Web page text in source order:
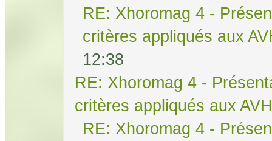
RE: Xhoromag 4 -
critères appliqués aux
12:38
RE: Xhoromag 4 -
critères appliqués aux AVH
RE: Xhoromag 4 -